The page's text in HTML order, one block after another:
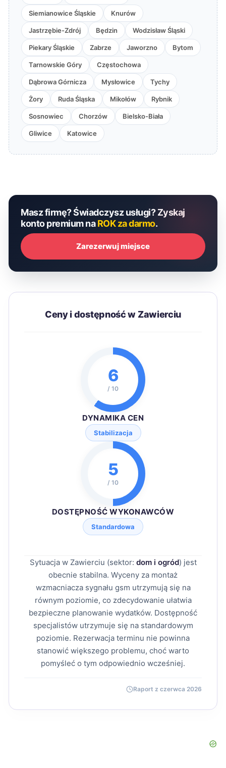
Siemianowice Śląskie Knurów
Jastrzębie-Zdrój Będzin Wodzisław Śląski
Piekary Śląskie Zabrze Jaworzno Bytom
Tarnowskie Góry Częstochowa
Dąbrowa Górnicza Mysłowice Tychy
Żory Ruda Śląska Mikołów Rybnik
Sosnowiec Chorzów Bielsko-Biała
Gliwice Katowice
Masz firmę? Świadczysz usługi? Zyskaj
konto premium naROK za darmo.
Zarezerwuj miejsce
Ceny i dostępność w Zawierciu
6
/ 10
DYNAMIKA CEN
Stabilizacja
5
/ 10
DOSTĘPNOŚĆ WYKONAWCÓW
Standardowa
Sytuacja w Zawierciu (sektor: dom i ogród) jest
obecnie stabilna. Wyceny za montaż
wzmacniacza sygnału gsm utrzymują się na
równym poziomie, co zdecydowanie ułatwia
bezpieczne planowanie wydatków. Dostępność
specjalistów utrzymuje się na standardowym
poziomie. Rezerwacja terminu nie powinna
stanowić większego problemu, choć warto
pomyśleć o tym odpowiednio wcześniej.
Raport z czerwca 2026